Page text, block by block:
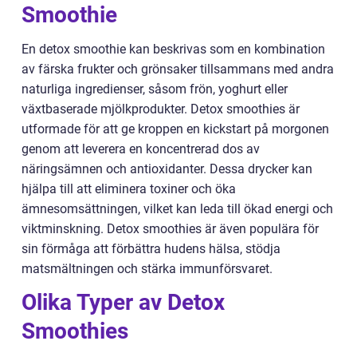
Smoothie
En detox smoothie kan beskrivas som en kombination
av färska frukter och grönsaker tillsammans med andra
naturliga ingredienser, såsom frön, yoghurt eller
växtbaserade mjölkprodukter. Detox smoothies är
utformade för att ge kroppen en kickstart på morgonen
genom att leverera en koncentrerad dos av
näringsämnen och antioxidanter. Dessa drycker kan
hjälpa till att eliminera toxiner och öka
ämnesomsättningen, vilket kan leda till ökad energi och
viktminskning. Detox smoothies är även populära för
sin förmåga att förbättra hudens hälsa, stödja
matsmältningen och stärka immunförsvaret.
Olika Typer av Detox
Smoothies